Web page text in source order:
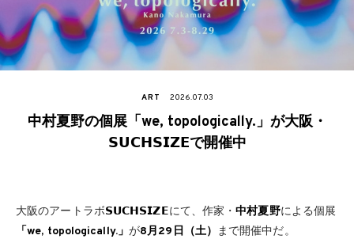
ART 2026.07.03
中村夏野の個展「we, topologically.」が大阪・
𝗦𝗨𝗖𝗛𝗦𝗜𝗭𝗘で開催中
大阪のアートラボ𝗦𝗨𝗖𝗛𝗦𝗜𝗭𝗘にて、作家・中村夏野による個展
「we, topologically.」が8月29日（土） まで開催中だ。